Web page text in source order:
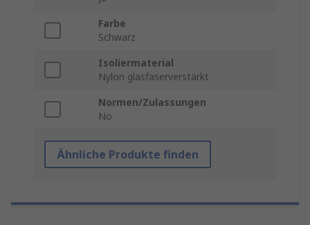
Farbe
Schwarz
Isoliermaterial
Nylon glasfaserverstärkt
Normen/Zulassungen
No
Ähnliche Produkte finden